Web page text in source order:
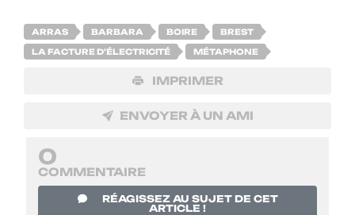
ARRAS BARBARA BOIRE BREST
LA FACTURE D'ÉLECTRICITÉ MÉTAPHONE
IMPRIMER
ENVOYER À UN AMI
0
COMMENTAIRE
RÉAGISSEZ AU SUJET DE CET
ARTICLE !